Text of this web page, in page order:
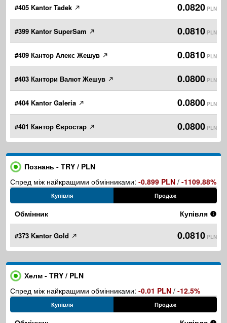
#405 Kantor Tadek 0.0820 PLN
#399 Kantor SuperSam 0.0810 PLN
#409 Кантор Алекс Жешув 0.0810 PLN
#403 Кантори Валют Жешув 0.0800 PLN
#404 Kantor Galeria 0.0800 PLN
#401 Кантор Євростар 0.0800 PLN
Познань - TRY / PLN
Спред між найкращими обмінниками: -0.899 PLN / -1109.88%
Купівля Продаж
Обмінник Купівля
#373 Kantor Gold 0.0810 PLN
Хелм - TRY / PLN
Спред між найкращими обмінниками: -0.01 PLN / -12.5%
Купівля Продаж